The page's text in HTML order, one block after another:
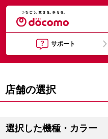
サポート
店舗の選択
選択した機種・カラー